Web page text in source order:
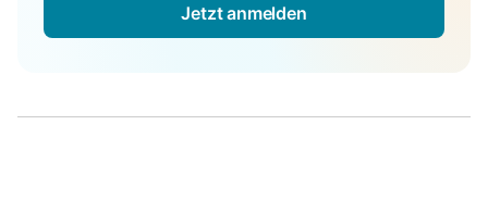
Jetzt anmelden